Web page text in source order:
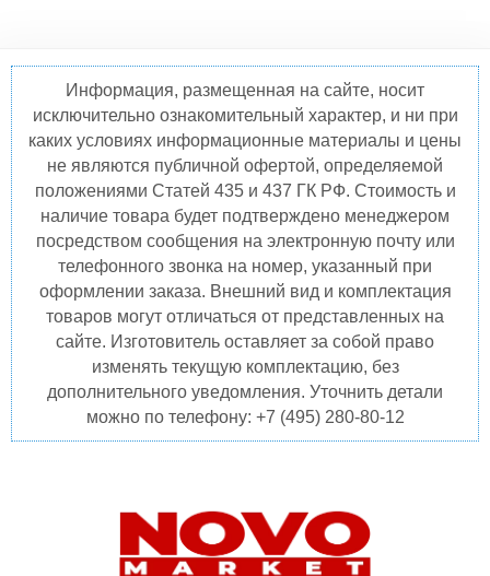
Информация, размещенная на сайте, носит
исключительно ознакомительный характер, и ни при
каких условиях информационные материалы и цены
не являются публичной офертой, определяемой
положениями Статей 435 и 437 ГК РФ. Стоимость и
наличие товара будет подтверждено менеджером
посредством сообщения на электронную почту или
телефонного звонка на номер, указанный при
оформлении заказа. Внешний вид и комплектация
товаров могут отличаться от представленных на
сайте. Изготовитель оставляет за собой право
изменять текущую комплектацию, без
дополнительного уведомления. Уточнить детали
можно по телефону: +7 (495) 280-80-12